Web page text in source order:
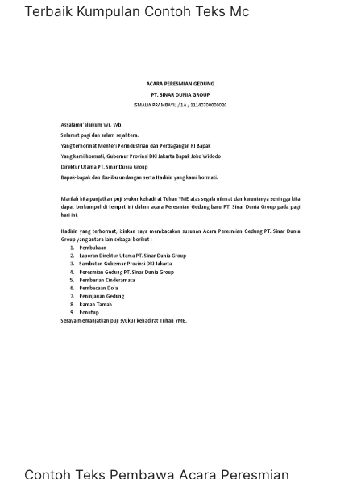
Terbaik Kumpulan Contoh Teks Mc
Contoh Teks Pembawa Acara Peresmian